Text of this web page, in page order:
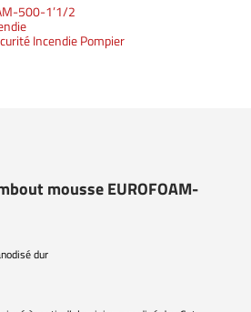
500-1’1/2
Incendie Pompier
mousse EUROFOAM-
dur